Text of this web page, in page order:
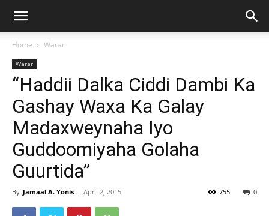
Home Warar
Warar
“Haddii Dalka Ciddi Dambi Ka
Gashay Waxa Ka Galay
Madaxweynaha Iyo
Guddoomiyaha Golaha
Guurtida”
By Jamaal A. Yonis - April 2, 2015 0
755